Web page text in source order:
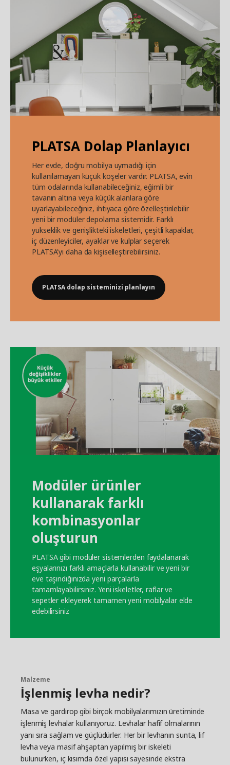
PLATSA Dolap Planlayıcı
Her evde, doğru mobilya uymadığı için
kullanılamayan küçük köşeler vardır. PLATSA, evin
tüm odalarında kullanabileceğiniz, eğimli bir
tavanın altına veya küçük alanlara göre
uyarlayabileceğiniz, ihtiyaca göre özelleştirilebilir
yeni bir modüler depolama sistemidir. Farklı
yükseklik ve genişlikteki iskeletleri, çeşitli kapaklar,
iç düzenleyiciler, ayaklar ve kulplar seçerek
PLATSA'yı daha da kişiselleştirebilirsiniz.
PLATSA dolap sisteminizi planlayın
Modüler ürünler
kullanarak farklı
kombinasyonlar
oluşturun
PLATSA gibi modüler sistemlerden faydalanarak
eşyalarınızı farklı amaçlarla kullanabilir ve yeni bir
eve taşındığınızda yeni parçalarla
tamamlayabilirsiniz. Yeni iskeletler, raflar ve
sepetler ekleyerek tamamen yeni mobilyalar elde
edebilirsiniz
Malzeme
İşlenmiş levha nedir?
Masa ve gardırop gibi birçok mobilyalarımızın üretiminde
işlenmiş levhalar kullanıyoruz. Levhalar hafif olmalarının
yanı sıra sağlam ve güçlüdürler. Her bir levhanın sunta, lif
levha veya masif ahşaptan yapılmış bir iskeleti
bulunurken, iç kısımda özel yapısı sayesinde ekstra